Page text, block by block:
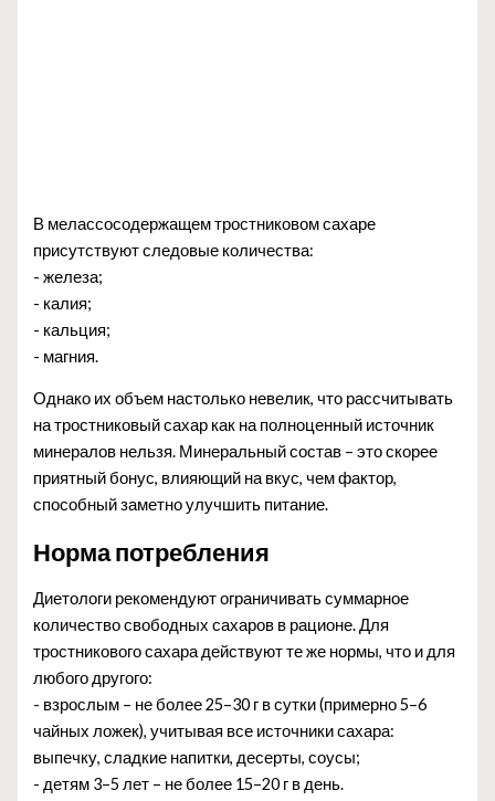
В мелассосодержащем тростниковом сахаре
присутствуют следовые количества:
- железа;
- калия;
- кальция;
- магния.
Однако их объем настолько невелик, что рассчитывать
на тростниковый сахар как на полноценный источник
минералов нельзя. Минеральный состав – это скорее
приятный бонус, влияющий на вкус, чем фактор,
способный заметно улучшить питание.
Норма потребления
Диетологи рекомендуют ограничивать суммарное
количество свободных сахаров в рационе. Для
тростникового сахара действуют те же нормы, что и для
любого другого:
- взрослым – не более 25–30 г в сутки (примерно 5–6
чайных ложек), учитывая все источники сахара:
выпечку, сладкие напитки, десерты, соусы;
- детям 3–5 лет – не более 15–20 г в день.